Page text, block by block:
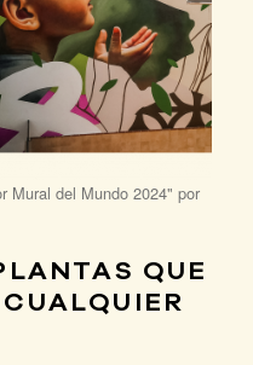
Mural del Mundo 2024" por
QUE